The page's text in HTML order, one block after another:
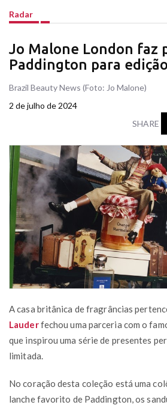
Radar
Jo Malone London faz
Paddington para
Brazil Beauty News (Foto: Jo Malone)
2 de julho de 2024
SHARE
A casa britânica de fragrâncias
Lauderfechou uma parceria com o
que inspirou uma série de presentes
limitada.
No coração desta coleção está uma
lanche favorito de Paddington, os